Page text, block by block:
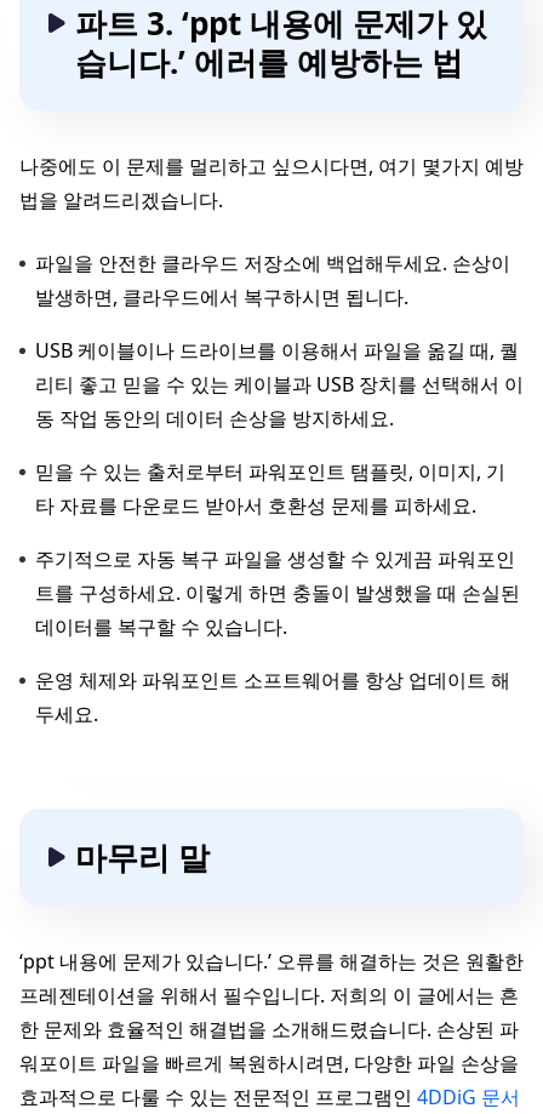
파트 3. ‘ppt 내용에 문제가 있
습니다.’ 에러를 예방하는 법
나중에도 이 문제를 멀리하고 싶으시다면, 여기 몇가지 예방
법을 알려드리겠습니다.
파일을 안전한 클라우드 저장소에 백업해두세요. 손상이
발생하면, 클라우드에서 복구하시면 됩니다.
USB 케이블이나 드라이브를 이용해서 파일을 옮길 때, 퀄
리티 좋고 믿을 수 있는 케이블과 USB 장치를 선택해서 이
동 작업 동안의 데이터 손상을 방지하세요.
믿을 수 있는 출처로부터 파워포인트 탬플릿, 이미지, 기
타 자료를 다운로드 받아서 호환성 문제를 피하세요.
주기적으로 자동 복구 파일을 생성할 수 있게끔 파워포인
트를 구성하세요. 이렇게 하면 충돌이 발생했을 때 손실된
데이터를 복구할 수 있습니다.
운영 체제와 파워포인트 소프트웨어를 항상 업데이트 해
두세요.
마무리 말
‘ppt 내용에 문제가 있습니다.’ 오류를 해결하는 것은 원활한
프레젠테이션을 위해서 필수입니다. 저희의 이 글에서는 흔
한 문제와 효율적인 해결법을 소개해드렸습니다. 손상된 파
워포이트 파일을 빠르게 복원하시려면, 다양한 파일 손상을
효과적으로 다룰 수 있는 전문적인 프로그램인 4DDiG 문서